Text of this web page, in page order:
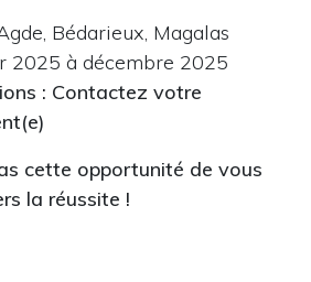
Bédarieux, Magalas
2025 à décembre 2025
: Contactez votre
cette opportunité de vous
la réussite !